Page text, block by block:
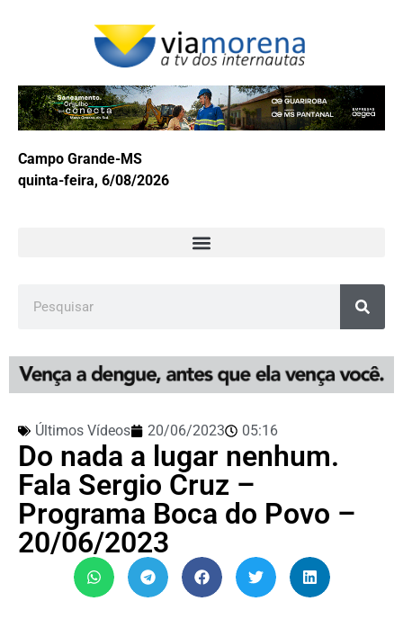
Campo Grande-MS
quinta-feira, 6/08/2026
Últimos Vídeos 20/06/2023 05:16
Do nada a lugar nenhum.
Fala Sergio Cruz –
Programa Boca do Povo –
20/06/2023